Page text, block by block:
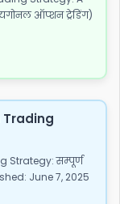
ऑप्शन ट्रेडिंग)
Strategy: सम्पूर्ण
June 7, 2025